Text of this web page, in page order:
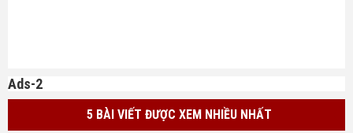
Ads-2
5 BÀI VIẾT ĐƯỢC XEM NHIỀU NHẤT